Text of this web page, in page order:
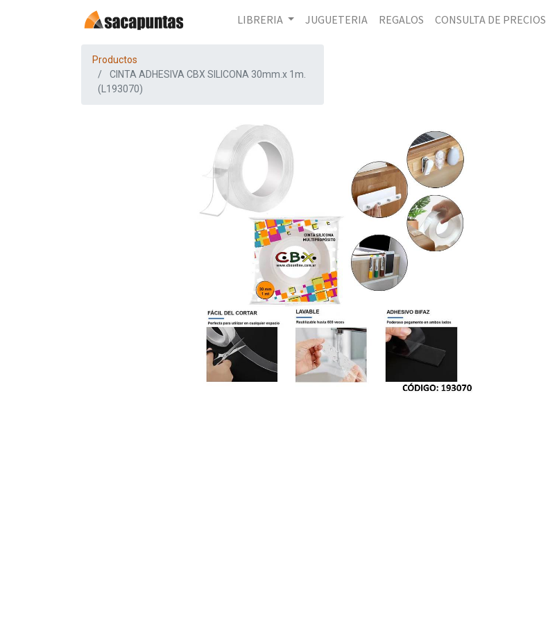
LIBRERIA JUGUETERIA REGALOS CONSULTA DE PRECIOS
Productos
CINTA ADHESIVA CBX SILICONA 30mm.x 1m.
(L193070)